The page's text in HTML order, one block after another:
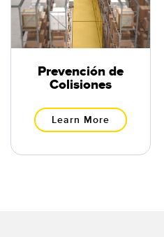
SOFTWARE
Banner Measurement Sensor
Software de Configuración para
TECNOLOGÍA
Prevención de
Colisiones
Learn More